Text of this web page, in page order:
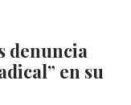
denuncia
en su